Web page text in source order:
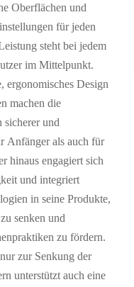
Oberflächen und
für jeden
steht bei jedem
im Mittelpunkt.
ergonomisches Design
machen die
sicherer und
Anfänger als auch für
hinaus engagiert sich
und integriert
in seine Produkte,
senken und
zu fördern.
zur Senkung der
unterstützt auch eine